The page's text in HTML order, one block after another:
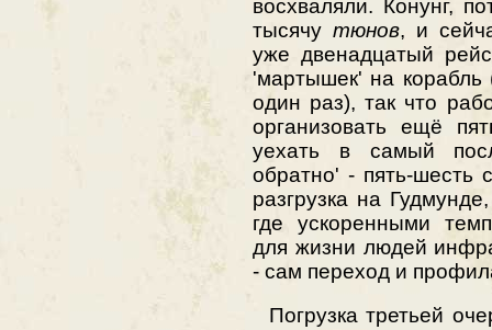
восхваляли. Конунг,
тысячу тюнов, и
уже двенадцатый
'мартышек' на корабль
один раз), так что
организовать ещё
уехать в самый
обратно' - пять-шесть
разгрузка на
где ускоренными
для жизни людей
- сам переход и
Погрузка третьей